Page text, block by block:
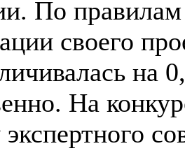
По
своего
на
На